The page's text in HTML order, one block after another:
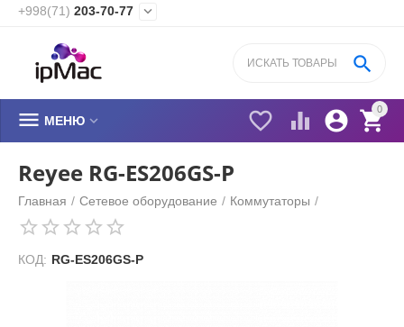
+998(71) 203-70-77 
0


 

 МЕНЮ 
Reyee RG-ES206GS-P
Главная / Сетевое оборудование / Коммутаторы /
КОД: RG-ES206GS-P